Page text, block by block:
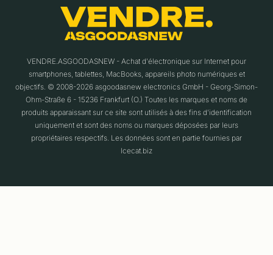
VENDRE.ASGOODASNEW - Achat d'électronique sur Internet pour
smartphones, tablettes, MacBooks, appareils photo numériques et
objectifs. © 2008-2026 asgoodasnew electronics GmbH - Georg-Simon-
Ohm-Straße 6 - 15236 Frankfurt (O.) Toutes les marques et noms de
produits apparaissant sur ce site sont utilisés à des fins d'identification
uniquement et sont des noms ou marques déposées par leurs
propriétaires respectifs. Les données sont en partie fournies par
Icecat.biz